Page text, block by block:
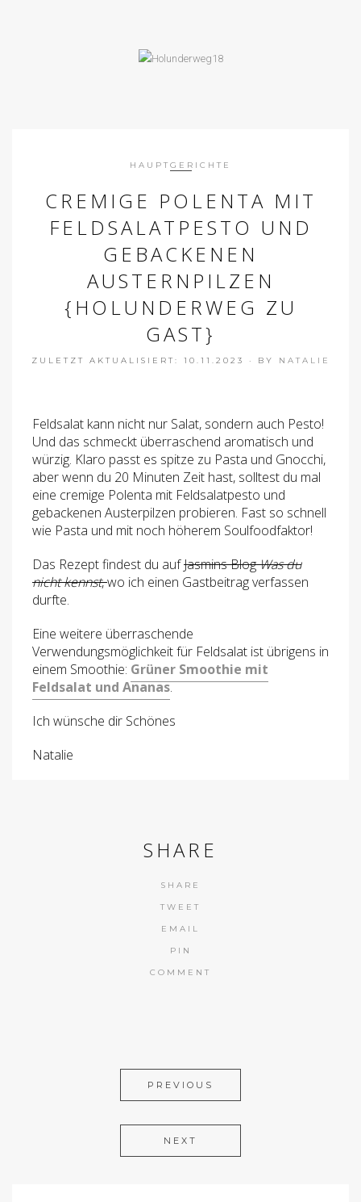
HAUPTGERICHTE
CREMIGE POLENTA MIT
FELDSALATPESTO UND
GEBACKENEN
AUSTERNPILZEN
{HOLUNDERWEG ZU
GAST}
ZULETZT AKTUALISIERT: 10.11.2023 · BY NATALIE
Feldsalat kann nicht nur Salat, sondern auch Pesto!
Und das schmeckt überraschend aromatisch und
würzig. Klaro passt es spitze zu Pasta und Gnocchi,
aber wenn du 20 Minuten Zeit hast, solltest du mal
eine cremige Polenta mit Feldsalatpesto und
gebackenen Austerpilzen probieren. Fast so schnell
wie Pasta und mit noch höherem Soulfoodfaktor!
Das Rezept findest du aufJasmins BlogWas du
nicht kennst,wo ich einen Gastbeitrag verfassen
durfte.
Eine weitere überraschende
Verwendungsmöglichkeit für Feldsalat ist übrigens in
einem Smoothie: Grüner Smoothie mit
Feldsalat und Ananas.
Ich wünsche dir Schönes
Natalie
SHARE
SHARE
TWEET
EMAIL
PIN
COMMENT
PREVIOUS
NEXT